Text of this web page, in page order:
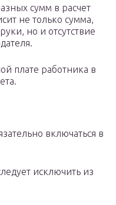
сумм в расчет
не только сумма,
но и отсутствие
плате работника в
включаться в
исключить из